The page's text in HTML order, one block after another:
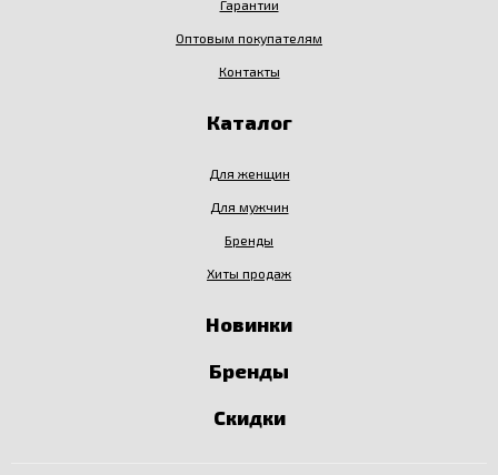
Гарантии
Оптовым покупателям
Контакты
Каталог
Для женщин
Для мужчин
Бренды
Хиты продаж
Новинки
Бренды
Скидки